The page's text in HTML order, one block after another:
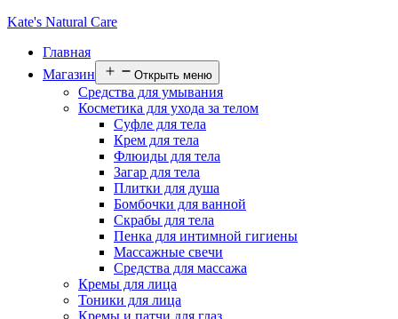
Kate's Natural Care
Главная
Магазин
Открыть меню
Средства для умывания
Косметика для ухода за телом
Суфле для тела
Крем для тела
Флюиды для тела
Загар для тела
Плитки для душа
Бомбочки для ванной
Скрабы для тела
Пенка для интимной гигиены
Массажные свечи
Средства для массажа
Кремы для лица
Тоники для лица
Кремы и патчи для глаз